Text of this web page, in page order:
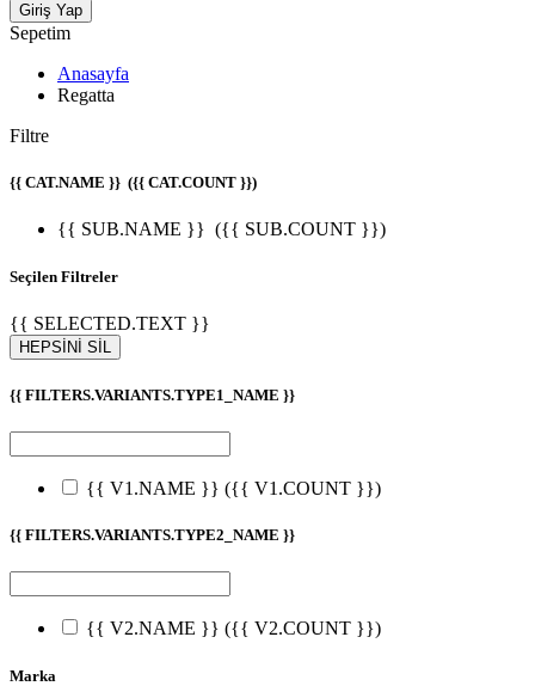
Giriş Yap
Sepetim
Anasayfa
Regatta
Filtre
{{ CAT.NAME }} ({{ CAT.COUNT }})
{{ SUB.NAME }} ({{ SUB.COUNT }})
Seçilen Filtreler
{{ SELECTED.TEXT }}
HEPSİNİ SİL
{{ FILTERS.VARIANTS.TYPE1_NAME }}
{{ V1.NAME }} ({{ V1.COUNT }})
{{ FILTERS.VARIANTS.TYPE2_NAME }}
{{ V2.NAME }} ({{ V2.COUNT }})
Marka